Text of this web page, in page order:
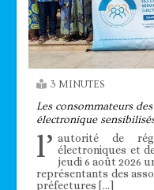
3 MINUTES
Les consommateurs
électronique
l’ autorité de
électroniques et
jeudi 6 août 2026
représentants des
préfectures […]